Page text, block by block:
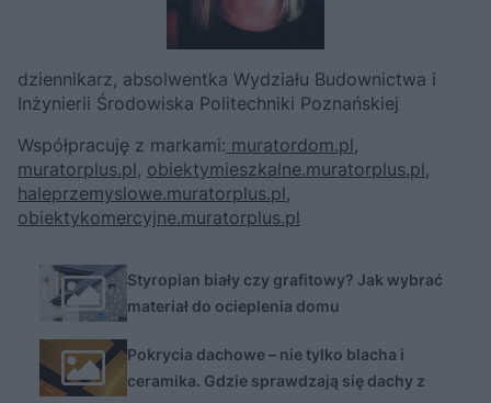
dziennikarz, absolwentka Wydziału Budownictwa i
Inżynierii Środowiska Politechniki Poznańskiej
Współpracuję z markami: muratordom.pl,
muratorplus.pl, obiektymieszkalne.muratorplus.pl,
haleprzemyslowe.muratorplus.pl,
obiektykomercyjne.muratorplus.pl
Styropian biały czy grafitowy? Jak wybrać
materiał do ocieplenia domu
Pokrycia dachowe – nie tylko blacha i
ceramika. Gdzie sprawdzają się dachy z